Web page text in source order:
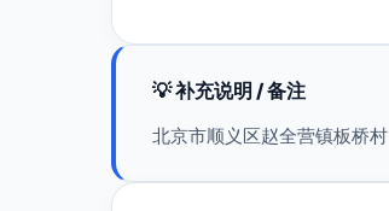
💡 补充说明 / 备注
北京市顺义区赵全营镇板桥村